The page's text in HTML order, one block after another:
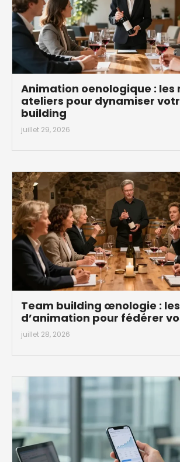
Animation oenologique : les
ateliers pour dynamiser
building
juillet 29, 2026
Team building œnologie :
d’animation pour fédérer
juillet 28, 2026